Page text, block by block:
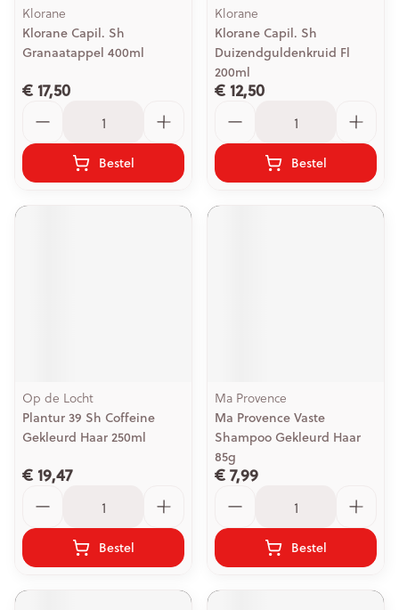
Klorane
Klorane Capil. Sh
Granaatappel 400ml
€ 17,50
Bestel
Klorane
Klorane Capil. Sh
Duizendguldenkruid Fl
200ml
€ 12,50
Bestel
Op de Locht
Plantur 39 Sh Coffeine
Gekleurd Haar 250ml
€ 19,47
Bestel
Ma Provence
Ma Provence Vaste
Shampoo Gekleurd Haar
85g
€ 7,99
Bestel